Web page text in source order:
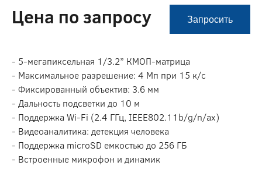
Цена по запросу Запросить
- 5-мегапиксельная 1/3.2” КМОП-матрица
- Максимальное разрешение: 4 Мп при 15 к/с
- Фиксированный объектив: 3.6 мм
- Дальность подсветки до 10 м
- Поддержка Wi-Fi (2.4 ГГц, IEEE802.11b/g/n/ax)
- Видеоаналитика: детекция человека
- Поддержка microSD емкостью до 256 ГБ
- Встроенные микрофон и динамик